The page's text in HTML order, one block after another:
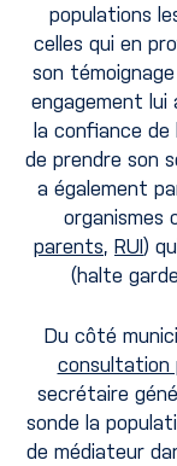
populations
celles qui en
son
engagement
la confiance
de prendre son
a également
organismes
parents, RUI)
(halte
Du côté
consultation
secrétaire
sonde la
de médiateur